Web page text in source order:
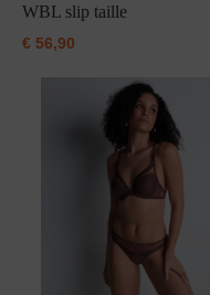
WBL slip taille
€ 56,90